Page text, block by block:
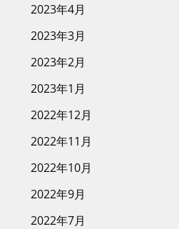
2023年4月
2023年3月
2023年2月
2023年1月
2022年12月
2022年11月
2022年10月
2022年9月
2022年7月